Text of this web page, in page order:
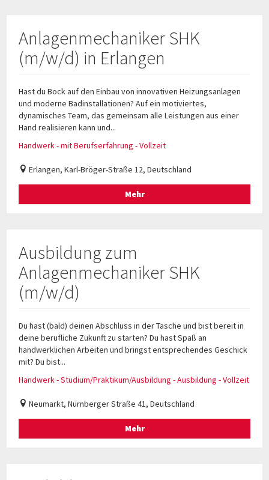
Anlagenmechaniker SHK
(m/w/d) in Erlangen
Hast du Bock auf den Einbau von innovativen Heizungsanlagen
und moderne Badinstallationen? Auf ein motiviertes,
dynamisches Team, das gemeinsam alle Leistungen aus einer
Hand realisieren kann und...
Handwerk - mit Berufserfahrung - Vollzeit
Erlangen, Karl-Bröger-Straße 12, Deutschland
Mehr
Ausbildung zum
Anlagenmechaniker SHK
(m/w/d)
Du hast (bald) deinen Abschluss in der Tasche und bist bereit in
deine berufliche Zukunft zu starten? Du hast Spaß an
handwerklichen Arbeiten und bringst entsprechendes Geschick
mit? Du bist...
Handwerk - Studium/Praktikum/Ausbildung - Ausbildung - Vollzeit
Neumarkt, Nürnberger Straße 41, Deutschland
Mehr